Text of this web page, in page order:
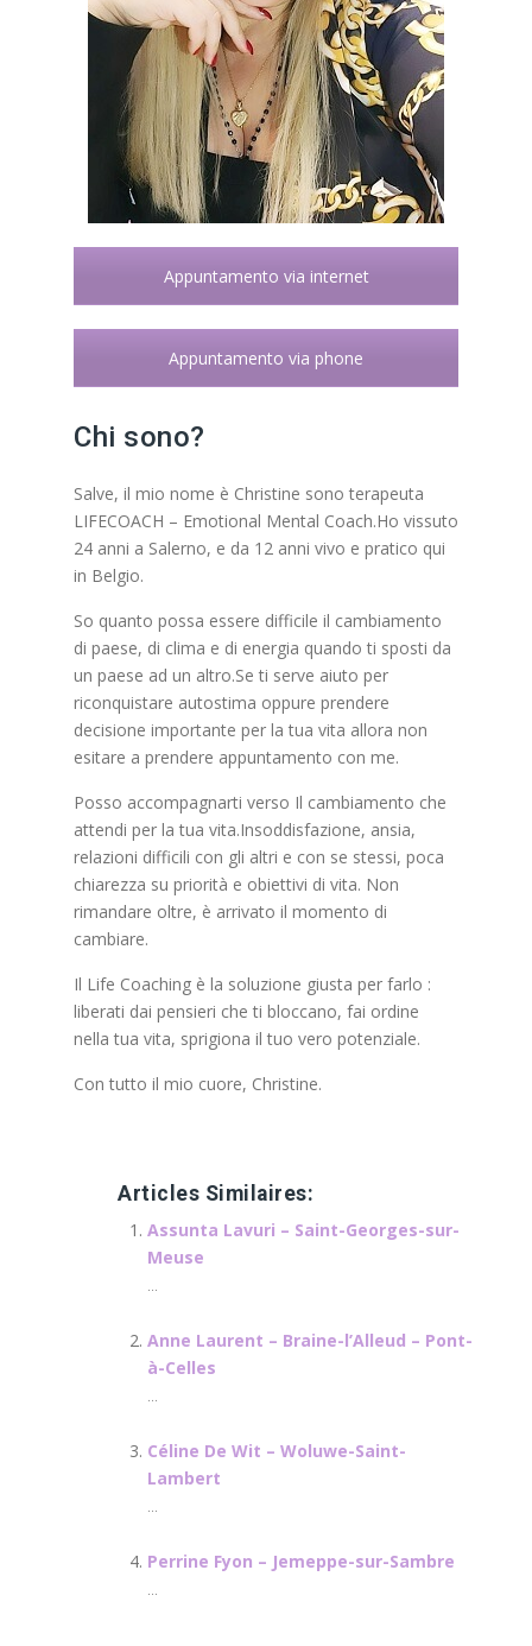
Appuntamento via internet
Appuntamento via phone
Chi sono?
Salve, il mio nome è Christine sono terapeuta
LIFECOACH – Emotional Mental Coach.Ho vissuto
24 anni a Salerno, e da 12 anni vivo e pratico qui
in Belgio.
So quanto possa essere difficile il cambiamento
di paese, di clima e di energia quando ti sposti da
un paese ad un altro.Se ti serve aiuto per
riconquistare autostima oppure prendere
decisione importante per la tua vita allora non
esitare a prendere appuntamento con me.
Posso accompagnarti verso Il cambiamento che
attendi per la tua vita.Insoddisfazione, ansia,
relazioni difficili con gli altri e con se stessi, poca
chiarezza su priorità e obiettivi di vita. Non
rimandare oltre, è arrivato il momento di
cambiare.
Il Life Coaching è la soluzione giusta per farlo :
liberati dai pensieri che ti bloccano, fai ordine
nella tua vita, sprigiona il tuo vero potenziale.
Con tutto il mio cuore, Christine.
Articles Similaires:
Assunta Lavuri – Saint-Georges-sur-
Meuse
...
Anne Laurent – Braine-l’Alleud – Pont-
à-Celles
...
Céline De Wit – Woluwe-Saint-
Lambert
...
Perrine Fyon – Jemeppe-sur-Sambre
...